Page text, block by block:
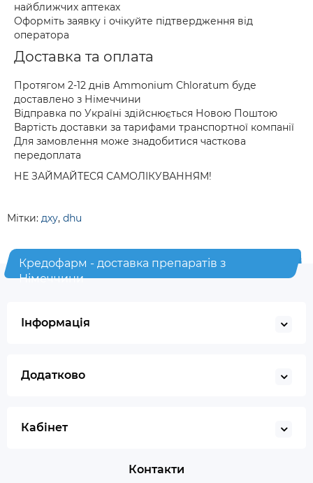
найближчих аптеках
Оформіть заявку і очікуйте підтвердження від
оператора
Доставка та оплата
Протягом 2-12 днів Ammonium Chloratum буде
доставлено з Німеччини
Відправка по Україні здійснюється Новою Поштою
Вартість доставки за тарифами транспортної компанії
Для замовлення може знадобитися часткова
передоплата
НЕ ЗАЙМАЙТЕСЯ САМОЛІКУВАННЯМ!
Мітки: дху, dhu
Кредофарм - доставка препаратів з
Німеччини
Інформація
Додатково
Кабінет
Контакти